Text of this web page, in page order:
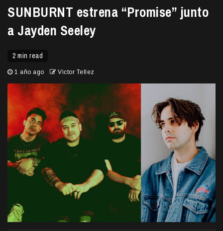
SUNBURNT estrena “Promise” junto
a Jayden Seeley
2 min read
1 año ago Victor Tellez